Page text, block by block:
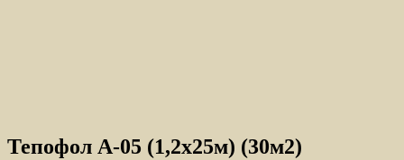
Тепофол А-05 (1,2х25м) (30м2)